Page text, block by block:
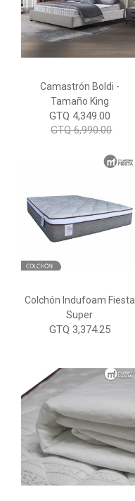
Camastrón Boldi -
Tamaño King
GTQ 4,349.00
GTQ 6,990.00
Colchón Indufoam Fiesta
Super
GTQ 3,374.25